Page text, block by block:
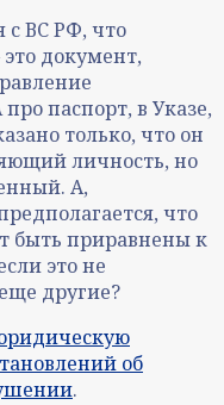
с ВС РФ, что
документ,
паспорт, в Указе,
только, что он
личность, но
А,
что
быть приравнены к
это не
другие?
об
.